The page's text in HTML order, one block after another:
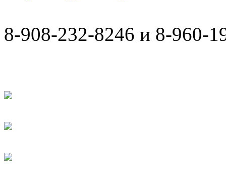
8-908-232-8246 и 8-960-